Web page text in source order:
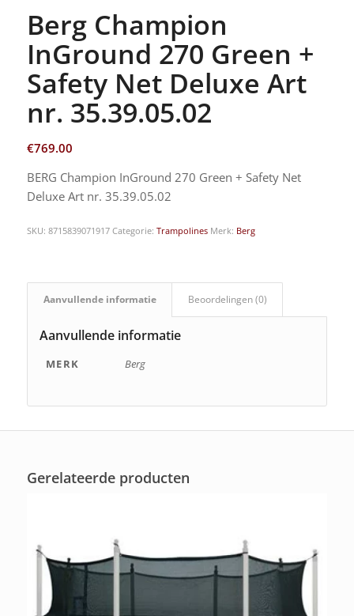
Berg Champion
InGround 270 Green +
Safety Net Deluxe Art
nr. 35.39.05.02
€769.00
BERG Champion InGround 270 Green + Safety Net
Deluxe Art nr. 35.39.05.02
SKU: 8715839071917 Categorie: Trampolines Merk: Berg
Aanvullende informatie Beoordelingen (0)
Aanvullende informatie
MERK Berg
Gerelateerde producten